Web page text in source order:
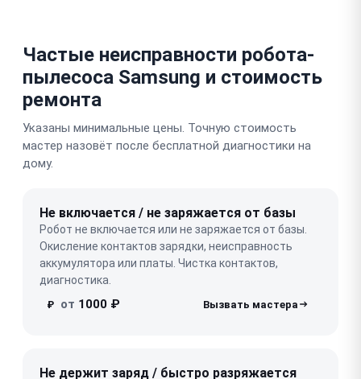
Частые неисправности робота-
пылесоса Samsung и стоимость
ремонта
Указаны минимальные цены. Точную стоимость
мастер назовёт после бесплатной диагностики на
дому.
Не включается / не заряжается от базы
Робот не включается или не заряжается от базы.
Окисление контактов зарядки, неисправность
аккумулятора или платы. Чистка контактов,
диагностика.
₽ от 1000 ₽
Не держит заряд / быстро разряжается